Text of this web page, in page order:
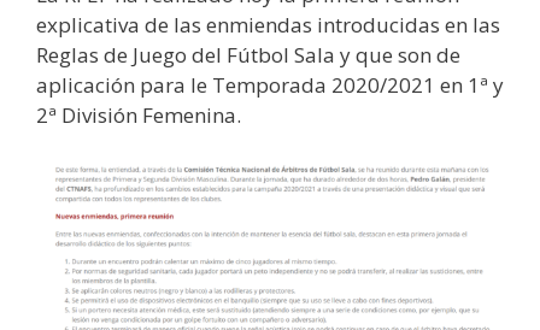
explicativa de las enmiendas introducidas en las
Reglas de Juego del Fútbol Sala y que son de
aplicación para le Temporada 2020/2021 en 1ª y
2ª División Femenina.